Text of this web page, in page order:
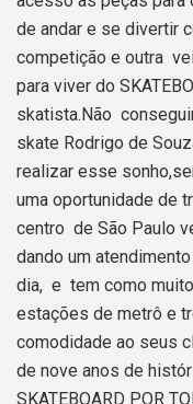
de andar e se divertir
competição e outra
para viver do
skatista.Não
skate Rodrigo de
realizar esse
uma oportunidade de
centro de São Paulo
dando um
dia, e tem como
estações de metrô e
comodidade ao seus
de nove anos de
SKATEBOARD POR